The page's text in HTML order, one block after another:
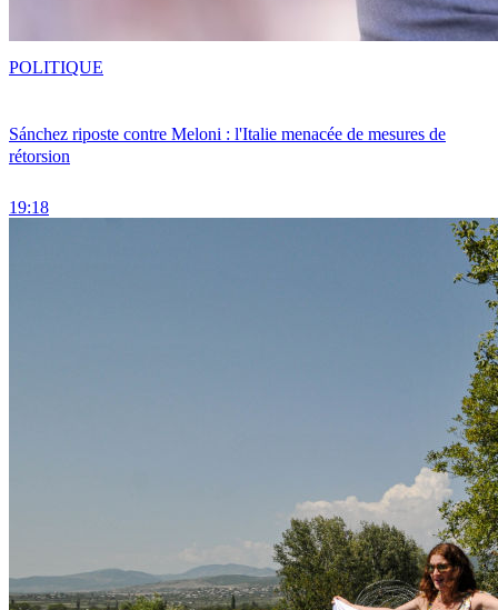
Sánchez riposte contre Meloni : l'Italie menacée de mesures de
rétorsion
19:18
POLITIQUE